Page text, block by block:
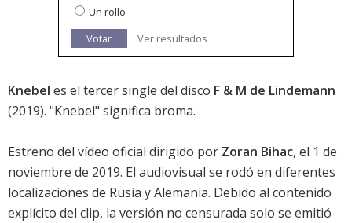
Un rollo
Votar
Ver resultados
Knebel es el tercer single del disco F & M de Lindemann
(2019). "Knebel" significa broma.
Estreno del vídeo oficial dirigido por Zoran Bihac, el 1 de
noviembre de 2019. El audiovisual se rodó en diferentes
localizaciones de Rusia y Alemania. Debido al contenido
explícito del clip, la versión no censurada solo se emitió